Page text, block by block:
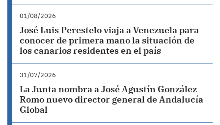
01/08/2026
José Luis Perestelo viaja a Venezuela para
conocer de primera mano la situación de
los canarios residentes en el país
31/07/2026
La Junta nombra a José Agustín González
Romo nuevo director general de Andalucía
Global